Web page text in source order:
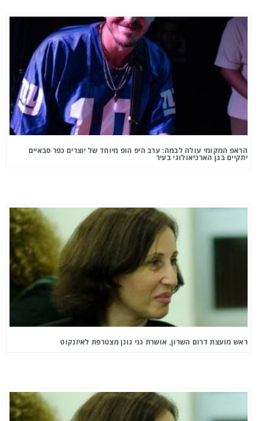
הראפ המקומי עולה לבמה: ערב היפ הופ מיוחד של יוצרים כפר סבאיים
יתקיים בגן הארכיאולוגי בעיר
ראש מועצת דרום השרון, אושרת גני גונן מצטרפת לאיזנקוט